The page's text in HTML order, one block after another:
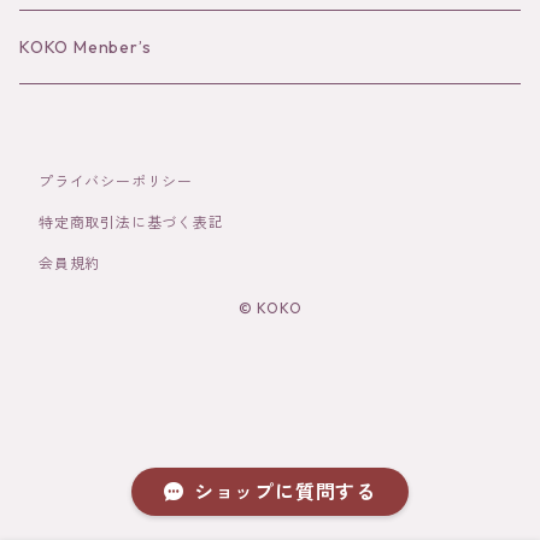
ショップに質問する
Bracelet／Bangle
Brooch
Hair Accessories
Hat
Socks
KOKO Menber’s
プライバシーポリシー
特定商取引法に基づく表記
会員規約
© KOKO